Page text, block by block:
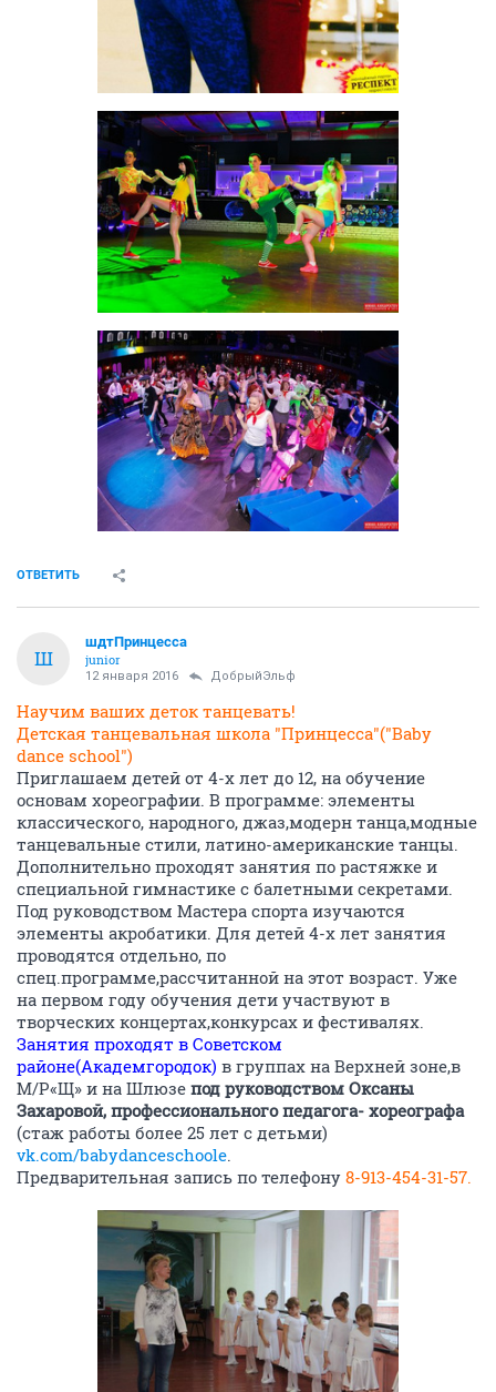
ОТВЕТИТЬ
Ш
шдтПринцесса
junior
12 января 2016 ДобрыйЭльф
Научим ваших деток танцевать!
Детская танцевальная школа "Принцесса"("Baby
dance school")
Приглашаем детей от 4-х лет до 12, на обучение
основам хореографии. В программе: элементы
классического, народного, джаз,модерн танца,модные
танцевальные стили, латино-американские танцы.
Дополнительно проходят занятия по растяжке и
специальной гимнастике с балетными секретами.
Под руководством Мастера спорта изучаются
элементы акробатики. Для детей 4-х лет занятия
проводятся отдельно, по
спец.программе,рассчитанной на этот возраст. Уже
на первом году обучения дети участвуют в
творческих концертах,конкурсах и фестивалях.
Занятия проходят в Советском
районе(Академгородок) в группах на Верхней зоне,в
М/Р«Щ» и на Шлюзе под руководством Оксаны
Захаровой, профессионального педагога- хореографа
(стаж работы более 25 лет с детьми)
vk.com/babydanceschoole.
Предварительная запись по телефону 8-913-454-31-57.